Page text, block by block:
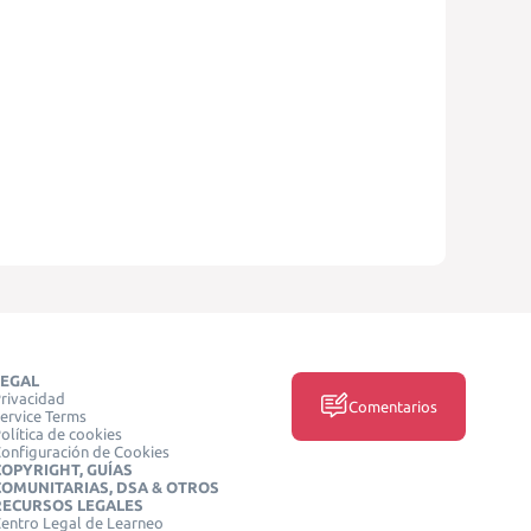
Terms
de cookies
de Cookies
GUÍAS
DSA & OTROS
LEGALES
Legal de Learneo
Comentarios